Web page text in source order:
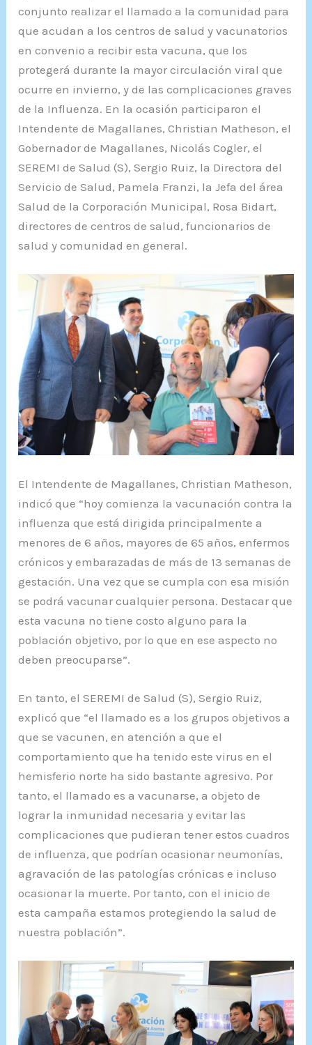
conjunto realizar el llamado a la comunidad para
que acudan a los centros de salud y vacunatorios
en convenio a recibir esta vacuna, que los
protegerá durante la mayor circulación viral que
ocurre en invierno, y de las complicaciones graves
de la Influenza. En la ocasión participaron el
Intendente de Magallanes, Christian Matheson, el
Gobernador de Magallanes, Nicolás Cogler, el
SEREMI de Salud (S), Sergio Ruiz, la Directora del
Servicio de Salud, Pamela Franzi, la Jefa del área
Salud de la Corporación Municipal, Rosa Bidart,
directores de centros de salud, funcionarios de
salud y comunidad en general.
El Intendente de Magallanes, Christian Matheson,
indicó que “hoy comienza la vacunación contra la
influenza que está dirigida principalmente a
menores de 6 años, mayores de 65 años, enfermos
crónicos y embarazadas de más de 13 semanas de
gestación. Una vez que se cumpla con esa misión
se podrá vacunar cualquier persona. Destacar que
esta vacuna no tiene costo alguno para la
población objetivo, por lo que en ese aspecto no
deben preocuparse”.
En tanto, el SEREMI de Salud (S), Sergio Ruiz,
explicó que “el llamado es a los grupos objetivos a
que se vacunen, en atención a que el
comportamiento que ha tenido este virus en el
hemisferio norte ha sido bastante agresivo. Por
tanto, el llamado es a vacunarse, a objeto de
lograr la inmunidad necesaria y evitar las
complicaciones que pudieran tener estos cuadros
de influenza, que podrían ocasionar neumonías,
agravación de las patologías crónicas e incluso
ocasionar la muerte. Por tanto, con el inicio de
esta campaña estamos protegiendo la salud de
nuestra población”.